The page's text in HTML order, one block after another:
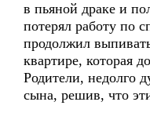
в пьяной драке и
потерял работу по
продолжил
квартире, которая
Родители, недолго
сына, решив, что